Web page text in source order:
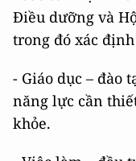
Điều dưỡng và
trong đó xác
- Giáo dục – đào
năng lực cần
khỏe.